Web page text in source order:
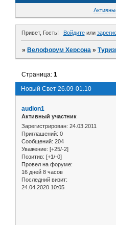
Привет, Гость! Войдитеили
»Велофорум Херсона »
Новый Свет 26.09-01.10
Страница:1
audion1
Активный участник
Зарегистрирован: 24.03.2011
Приглашений: 0
Сообщений: 204
Уважение: [+25/-2]
Позитив: [+1/-0]
Провел на форуме:
16 дней 8 часов
Последний визит:
24.04.2020 10:05